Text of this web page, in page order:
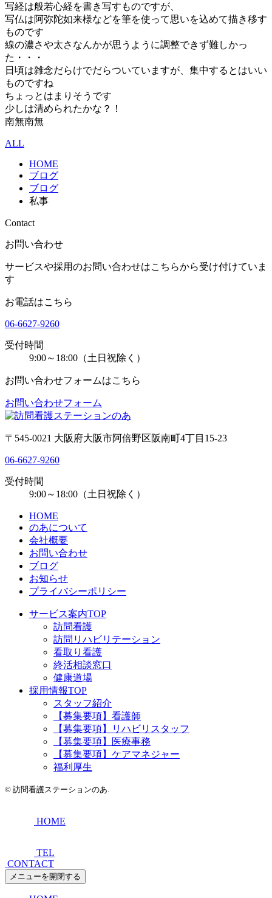
写経は般若心経を書き写すものですが、
写仏は阿弥陀如来様などを筆を使って思いを込めて描き移す
ものです
線の濃さや太さなんかが思うように調整できず難しかっ
た・・・
日頃は雑念だらけでだらついていますが、集中するとはいい
ものですね
ちょっとはまりそうです
少しは清められたかな？！
南無南無
ALL
HOME
ブログ
ブログ
私事
Contact
お問い合わせ
サービスや採用のお問い合わせはこちらから受け付けていま
す
お電話はこちら
06-6627-9260
受付時間
9:00～18:00（土日祝除く）
お問い合わせフォームはこちら
お問い合わせフォーム
〒545-0021 大阪府大阪市阿倍野区阪南町4丁目15-23
06-6627-9260
受付時間
9:00～18:00（土日祝除く）
HOME
のあについて
会社概要
お問い合わせ
ブログ
お知らせ
プライバシーポリシー
サービス案内TOP
訪問看護
訪問リハビリテーション
看取り看護
終活相談窓口
健康道場
採用情報TOP
スタッフ紹介
【募集要項】看護師
【募集要項】リハビリスタッフ
【募集要項】医療事務
【募集要項】ケアマネジャー
福利厚生
© 訪問看護ステーションのあ.
HOME
TEL
CONTACT
メニューを開閉する